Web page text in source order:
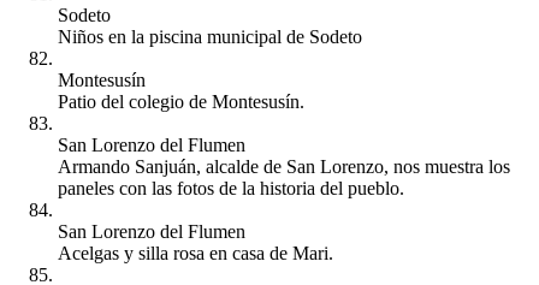
Sodeto
Niños en la piscina municipal de Sodeto
Montesusín
Patio del colegio de Montesusín.
San Lorenzo del Flumen
Armando Sanjuán, alcalde de San Lorenzo, nos muestra los
paneles con las fotos de la historia del pueblo.
San Lorenzo del Flumen
Acelgas y silla rosa en casa de Mari.